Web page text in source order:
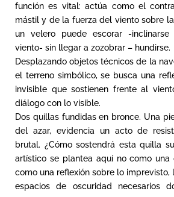
función es vital: actúa como el
mástil y de la fuerza del viento sobre
un velero puede escorar -
viento- sin llegar a zozobrar – hundirse.
Desplazando objetos técnicos de la
el terreno simbólico, se busca una
invisible que sostienen frente al
diálogo con lo visible.
Dos quillas fundidas en bronce. Una
del azar, evidencia un acto de
brutal. ¿Cómo sostendrá esta quilla
artístico se plantea aquí no como una
como una reflexión sobre lo
espacios de oscuridad necesarios